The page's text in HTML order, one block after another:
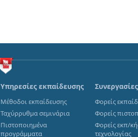
Υπηρεσίες εκπαίδευσης
Μέθοδοι εκπαίδευσης
Ταχύρρυθμα σεμινάρια
Πιστοποιημένα
προγράμματα
Συνεργασίες
Φορείς
Φορείς
Φορείς εκπ/
τεχνολογίας